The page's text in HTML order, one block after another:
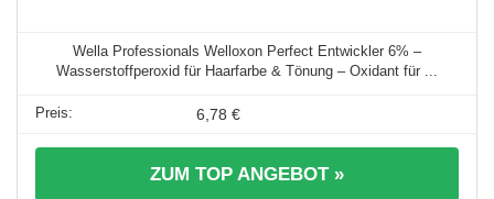
Wella Professionals Welloxon Perfect Entwickler 6% –
Wasserstoffperoxid für Haarfarbe & Tönung – Oxidant für ...
6,78 €
ZUM TOP ANGEBOT »